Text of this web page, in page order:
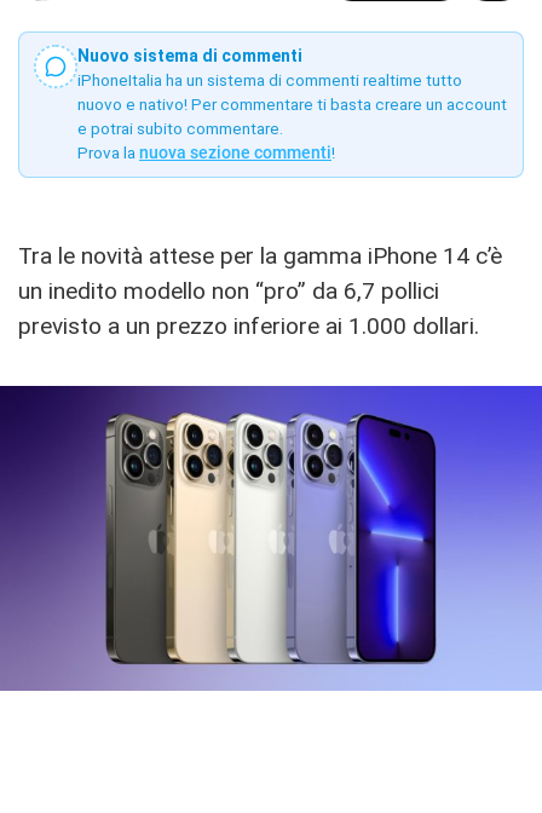
Nuovo sistema di commenti
iPhoneItalia ha un sistema di commenti realtime tutto
nuovo e nativo! Per commentare ti basta creare un account
e potrai subito commentare.
Prova la nuova sezione commenti!
Tra le novità attese per la gamma iPhone 14 c’è
un inedito modello non “pro” da 6,7 pollici
previsto a un prezzo inferiore ai 1.000 dollari.